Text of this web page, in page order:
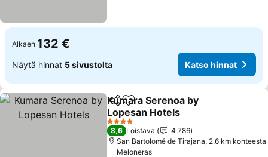
Alkaen 132 €
Näytä hinnat 5 sivustolta Katso hinnat
Jaa Lisää suosikkeihin
Kumara Serenoa by
Lopesan Hotels
Katso hinnat
4 Tähtiluokitus
8,6 Loistava
4 786
San Bartolomé de Tirajana, 2.6 km kohteesta
Meloneras